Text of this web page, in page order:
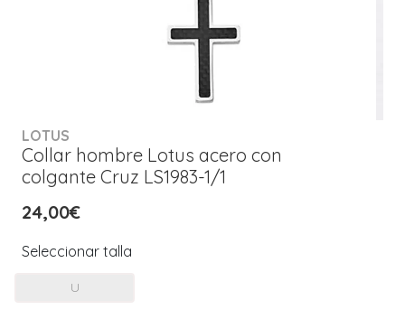
LOTUS
Collar hombre Lotus acero con
colgante Cruz LS1983-1/1
24,00€
Seleccionar talla
U